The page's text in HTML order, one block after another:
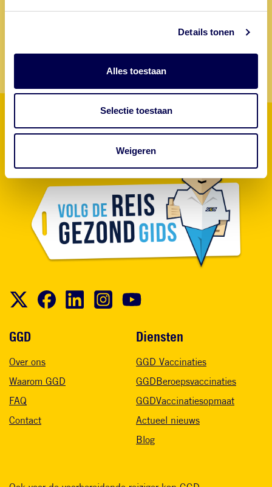
Details tonen
Alles toestaan
Selectie toestaan
Weigeren
je nodig hebt en welke maatregelen je verder kunt treffen.
Voet
GGD
Over ons
Waarom GGD
FAQ
Contact
Diensten
GGD Vaccinaties
GGDBeroepsvaccinaties
GGDVaccinatiesopmaat
Actueel nieuws
Blog